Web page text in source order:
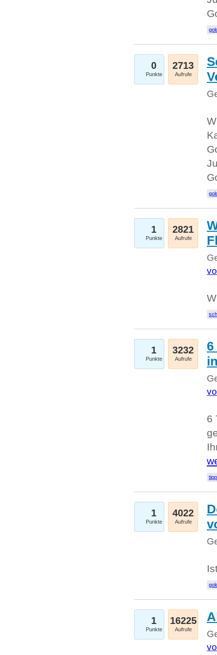
0
Punkte
2713
Aufrufe
1
Punkte
2821
Aufrufe
1
Punkte
3232
Aufrufe
6
1
Punkte
4022
Aufrufe
1
Punkte
16225
Aufrufe